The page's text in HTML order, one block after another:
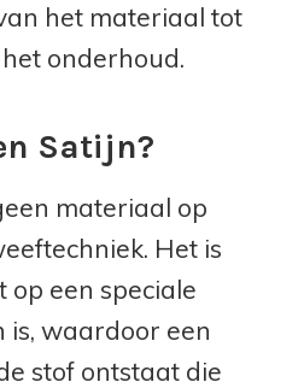
het materiaal tot
onderhoud.
Satijn?
materiaal op
Het is
op een speciale
is, waardoor een
stof ontstaat die